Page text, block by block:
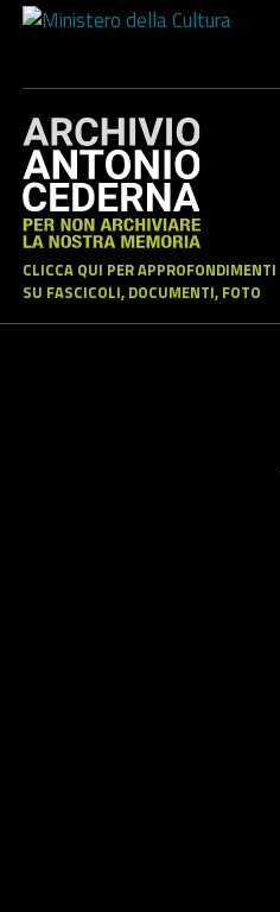
CLICCA QUI PER APPROFONDIMENTI
SU FASCICOLI, DOCUMENTI, FOTO